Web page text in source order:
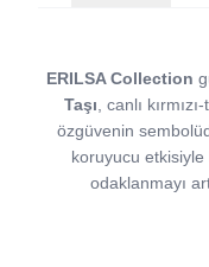
ERILSA Collection
Taşı , canlı
özgüvenin
koruyucu
odaklanmayı